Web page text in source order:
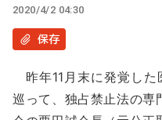
ツ
に
動
2020/4/2 04:30
保存
昨年11月末に発覚した
巡って、独占禁止法の専